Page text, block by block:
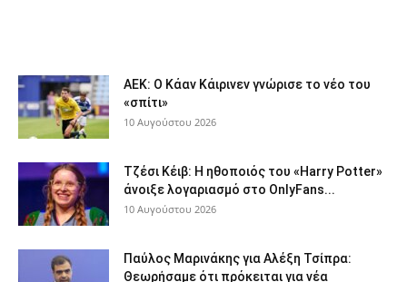
ΑΕΚ: Ο Κάαν Κάιρινεν γνώρισε το νέο του
«σπίτι»
10 Αυγούστου 2026
Τζέσι Κέιβ: Η ηθοποιός του «Harry Potter»
άνοιξε λογαριασμό στο OnlyFans...
10 Αυγούστου 2026
Παύλος Μαρινάκης για Αλέξη Τσίπρα:
Θεωρήσαμε ότι πρόκειται για νέα